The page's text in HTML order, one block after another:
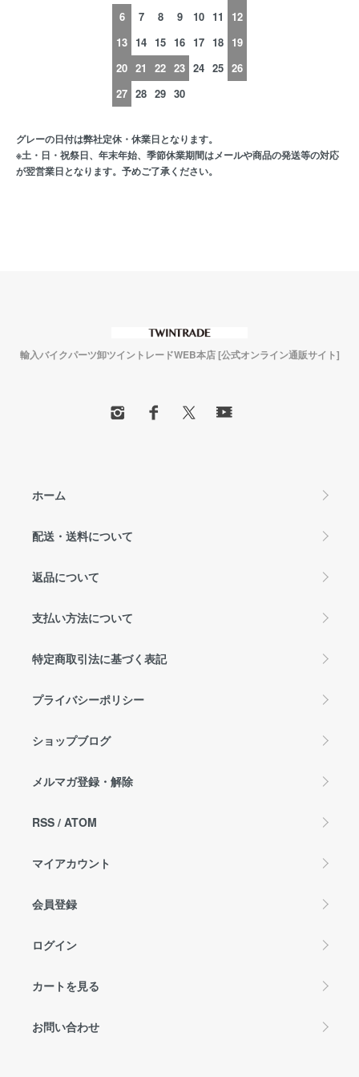
6
7 8 9 10 11
12
13 14 15 16 17 18 19
20 21 22 23 24 25 26
27 28 29 30
グレーの日付は弊社定休・休業日となります。
※土・日・祝祭日、年末年始、季節休業期間はメールや商品の発送等の対応
が翌営業日となります。予めご了承ください。
輸入バイクパーツ卸ツイントレードWEB本店 [公式オンライン通販サイト]
ホーム
配送・送料について
返品について
支払い方法について
特定商取引法に基づく表記
プライバシーポリシー
ショップブログ
メルマガ登録・解除
RSS / ATOM
マイアカウント
会員登録
ログイン
カートを見る
お問い合わせ